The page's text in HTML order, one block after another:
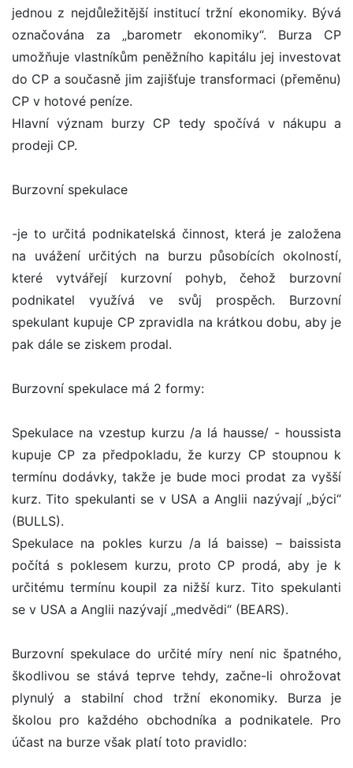
jednou z nejdůležitější institucí tržní ekonomiky. Bývá
označována za „barometr ekonomiky“. Burza CP
umožňuje vlastníkům peněžního kapitálu jej investovat
do CP a současně jim zajišťuje transformaci (přeměnu)
CP v hotové peníze.
Hlavní význam burzy CP tedy spočívá v nákupu a
prodeji CP.
Burzovní spekulace
-je to určitá podnikatelská činnost, která je založena
na uvážení určitých na burzu působících okolností,
které vytvářejí kurzovní pohyb, čehož burzovní
podnikatel využívá ve svůj prospěch. Burzovní
spekulant kupuje CP zpravidla na krátkou dobu, aby je
pak dále se ziskem prodal.
Burzovní spekulace má 2 formy:
Spekulace na vzestup kurzu /a lá hausse/ - houssista
kupuje CP za předpokladu, že kurzy CP stoupnou k
termínu dodávky, takže je bude moci prodat za vyšší
kurz. Tito spekulanti se v USA a Anglii nazývají „býci“
(BULLS).
Spekulace na pokles kurzu /a lá baisse) – baissista
počítá s poklesem kurzu, proto CP prodá, aby je k
určitému termínu koupil za nižší kurz. Tito spekulanti
se v USA a Anglii nazývají „medvědi“ (BEARS).
Burzovní spekulace do určité míry není nic špatného,
škodlivou se stává teprve tehdy, začne-li ohrožovat
plynulý a stabilní chod tržní ekonomiky. Burza je
školou pro každého obchodníka a podnikatele. Pro
účast na burze však platí toto pravidlo: